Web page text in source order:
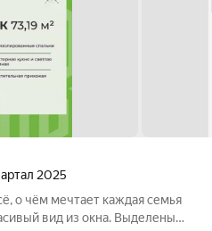
2025
о чём мечтает каждая семья
вид из окна. Выделены